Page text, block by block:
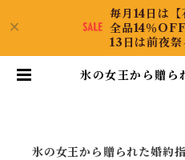
毎月14日は【
全品14％OFF
13日は前夜祭
氷の女王から贈ら
氷の女王から贈られた婚約